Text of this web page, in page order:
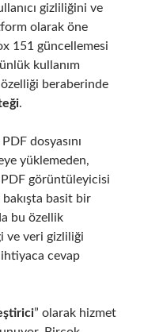
gizliliğini ve
olarak öne
151 güncellemesi
kullanım
beraberinde
.
dosyasını
yüklemeden,
görüntüleyicisi
basit bir
bu özellik
ve veri gizliliği
cevap
” olarak hizmet